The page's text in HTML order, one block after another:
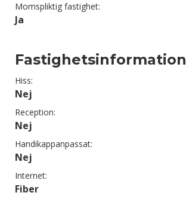
Momspliktig fastighet:
Ja
Fastighetsinformation
Hiss:
Nej
Reception:
Nej
Handikappanpassat:
Nej
Internet:
Fiber